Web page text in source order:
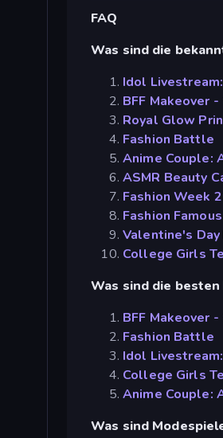
FAQ
Was sind die
Idol
BFF Makeover
Royal Glow
Fashion Battle
Anime Couple:
ASMR Beauty
Fashion Week
Fashion Famous
Valentine's
College Girls
Was sind die
BFF Makeover
Fashion Battle
Idol
College Girls
Anime Couple:
Was sind